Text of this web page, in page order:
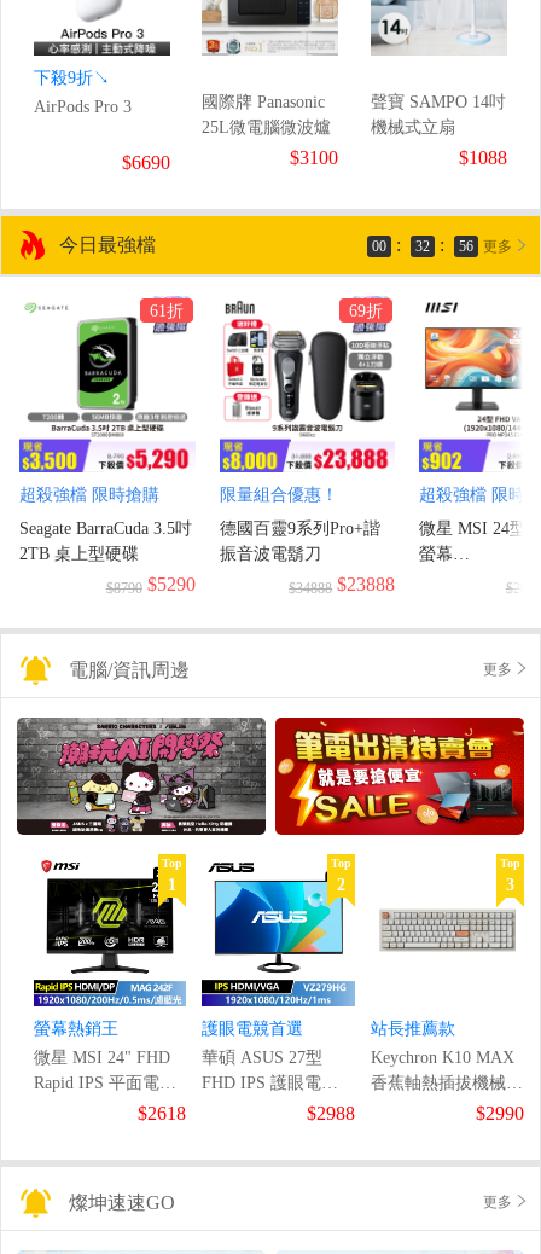
下殺9折↘
AirPods Pro 3
$6690
國際牌 Panasonic
25L微電腦微波爐
$3100
聲寶 SAMPO 14吋
機械式立扇
$1088
今日最強檔 00 : 32 : 55 更多
61折
超殺強檔 限時搶購
Seagate BarraCuda 3.5吋
2TB 桌上型硬碟
$8790 $5290
69折
限量組合優惠！
德國百靈9系列Pro+諧
振音波電鬍刀
$34888 $23888
超殺強檔 限時
微星 MSI 24型
螢幕
(1920x1080/$2990
電腦/資訊周邊 更多
Top
1
螢幕熱銷王
微星 MSI 24" FHD
Rapid IPS 平面電競
$2618
Top
2
護眼電競首選
華碩 ASUS 27型
FHD IPS 護眼電競
$2988
Top
3
站長推薦款
Keychron K10 MAX
香蕉軸熱插拔機械鍵
$2990
燦坤速速GO 更多